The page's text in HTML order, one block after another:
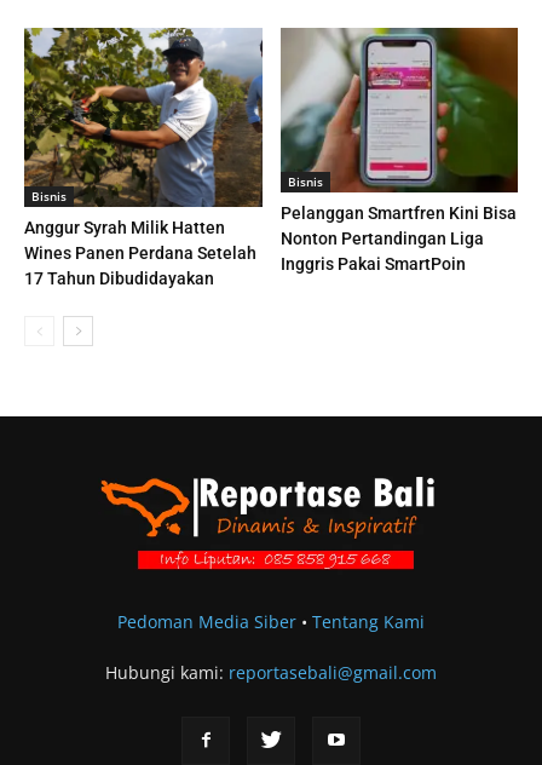
Bisnis
Anggur Syrah Milik Hatten
Wines Panen Perdana Setelah
17 Tahun Dibudidayakan
Bisnis
Pelanggan Smartfren Kini Bisa
Nonton Pertandingan Liga
Inggris Pakai SmartPoin
Pedoman Media Siber• Tentang Kami
Hubungi kami: reportasebali@gmail.com